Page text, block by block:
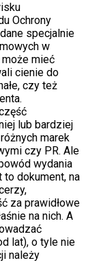
Ochrony
specjalnie
w
mieć
cienie do
czy też
lub bardziej
marek
czy PR. Ale
wydania
dokument, na
za prawidłowe
na nich. A
lat), o tyle nie
należy